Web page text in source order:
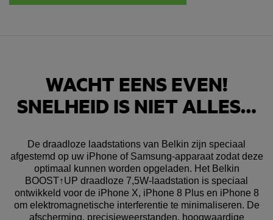
WACHT EENS EVEN!
SNELHEID IS NIET ALLES…
De draadloze laadstations van Belkin zijn speciaal
afgestemd op uw iPhone of Samsung-apparaat zodat deze
optimaal kunnen worden opgeladen. Het Belkin
BOOST↑UP draadloze 7,5W-laadstation is speciaal
ontwikkeld voor de iPhone X, iPhone 8 Plus en iPhone 8
om elektromagnetische interferentie te minimaliseren. De
afscherming, precisieweerstanden, hoogwaardige